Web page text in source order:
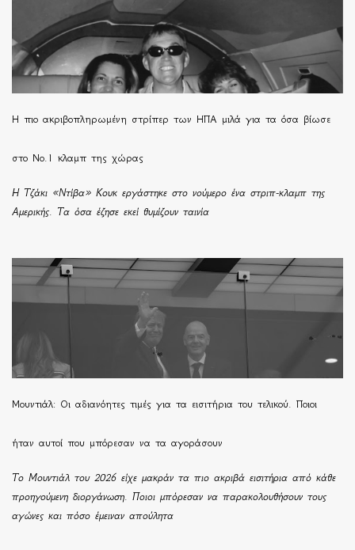
H πιο ακριβοπληρωμένη στρίπερ των ΗΠΑ μιλά για τα όσα βίωσε
στο Νο.1 κλαμπ της χώρας
Η Τζάκι «Ντίβα» Κουκ εργάστηκε στο νούμερο ένα στριπ-κλαμπ της
Αμερικής. Τα όσα έζησε εκεί θυμίζουν ταινία
Μουντιάλ: Οι αδιανόητες τιμές για τα εισιτήρια του τελικού. Ποιοι
ήταν αυτοί που μπόρεσαν να τα αγοράσουν
Το Μουντιάλ του 2026 είχε μακράν τα πιο ακριβά εισιτήρια από κάθε
προηγούμενη διοργάνωση. Ποιοι μπόρεσαν να παρακολουθήσουν τους
αγώνες και πόσο έμειναν απούλητα